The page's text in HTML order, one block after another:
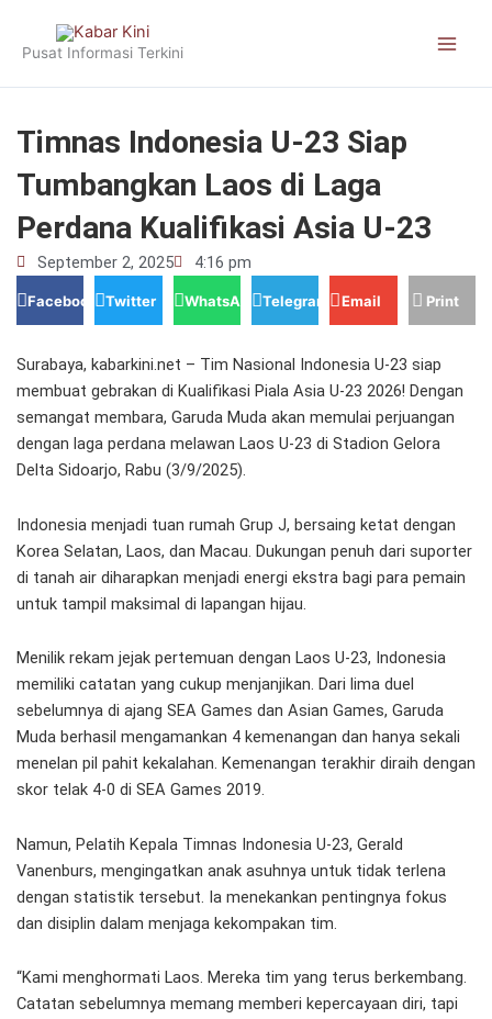
content
Pusat Informasi Terkini
Timnas Indonesia U-23 Siap
Tumbangkan Laos di Laga
Perdana Kualifikasi Asia U-23
September 2, 2025 4:16 pm
Facebook Twitter WhatsApp Telegram Email Print
Surabaya, kabarkini.net – Tim Nasional Indonesia U-23 siap
membuat gebrakan di Kualifikasi Piala Asia U-23 2026! Dengan
semangat membara, Garuda Muda akan memulai perjuangan
dengan laga perdana melawan Laos U-23 di Stadion Gelora
Delta Sidoarjo, Rabu (3/9/2025).
Indonesia menjadi tuan rumah Grup J, bersaing ketat dengan
Korea Selatan, Laos, dan Macau. Dukungan penuh dari suporter
di tanah air diharapkan menjadi energi ekstra bagi para pemain
untuk tampil maksimal di lapangan hijau.
Menilik rekam jejak pertemuan dengan Laos U-23, Indonesia
memiliki catatan yang cukup menjanjikan. Dari lima duel
sebelumnya di ajang SEA Games dan Asian Games, Garuda
Muda berhasil mengamankan 4 kemenangan dan hanya sekali
menelan pil pahit kekalahan. Kemenangan terakhir diraih dengan
skor telak 4-0 di SEA Games 2019.
Namun, Pelatih Kepala Timnas Indonesia U-23, Gerald
Vanenburs, mengingatkan anak asuhnya untuk tidak terlena
dengan statistik tersebut. Ia menekankan pentingnya fokus
dan disiplin dalam menjaga kekompakan tim.
“Kami menghormati Laos. Mereka tim yang terus berkembang.
Catatan sebelumnya memang memberi kepercayaan diri, tapi